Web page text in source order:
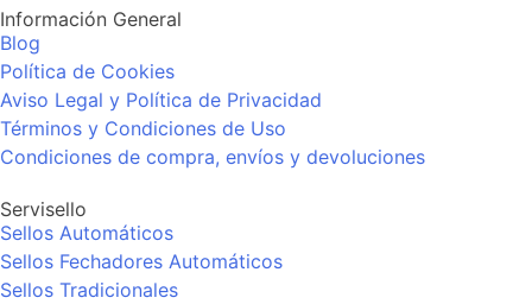
Información General
Blog
Política de Cookies
Aviso Legal y Política de Privacidad
Términos y Condiciones de Uso
Condiciones de compra, envíos y devoluciones
Servisello
Sellos Automáticos
Sellos Fechadores Automáticos
Sellos Tradicionales